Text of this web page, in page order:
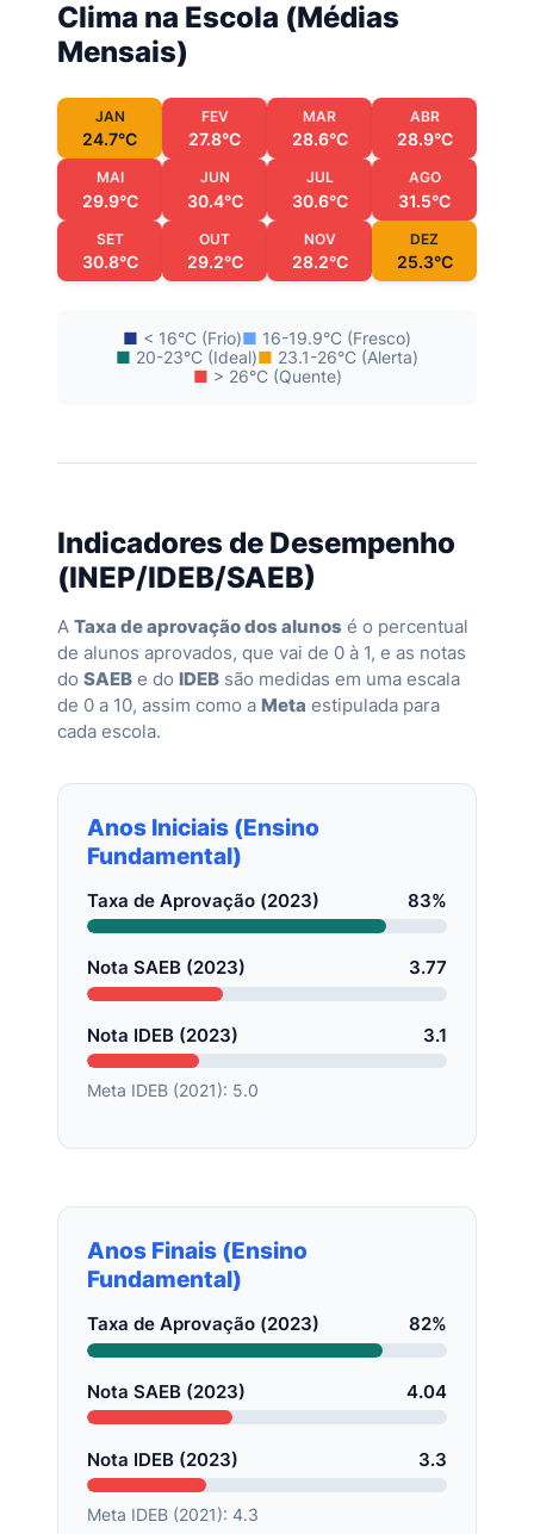
Clima na Escola (Médias
Mensais)
JAN
24.7°C
FEV
27.8°C
MAR
28.6°C
ABR
28.9°C
MAI
29.9°C
JUN
30.4°C
JUL
30.6°C
AGO
31.5°C
SET
30.8°C
OUT
29.2°C
NOV
28.2°C
DEZ
25.3°C
■ < 16°C (Frio)■ 16-19.9°C (Fresco)
■ 20-23°C (Ideal)■ 23.1-26°C (Alerta)
■ > 26°C (Quente)
Indicadores de Desempenho
(INEP/IDEB/SAEB)
A Taxa de aprovação dos alunos é o percentual
de alunos aprovados, que vai de 0 à 1, e as notas
do SAEB e do IDEB são medidas em uma escala
de 0 a 10, assim como a Meta estipulada para
cada escola.
Anos Iniciais (Ensino
Fundamental)
Taxa de Aprovação (2023) 83%
Nota SAEB (2023) 3.77
Nota IDEB (2023) 3.1
Meta IDEB (2021): 5.0
Anos Finais (Ensino
Fundamental)
Taxa de Aprovação (2023) 82%
Nota SAEB (2023) 4.04
Nota IDEB (2023) 3.3
Meta IDEB (2021): 4.3